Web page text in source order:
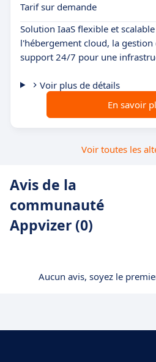
Tarif sur demande
Solution IaaS flexible et
l'hébergement cloud, la gestion
support 24/7 pour une
Voir plus de détails
En savoir
Voir toutes les
Avis de la
communauté
Appvizer (0)
Aucun avis, soyez le